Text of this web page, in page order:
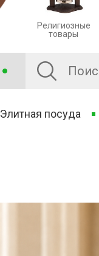
Религиозные
товары
Элитная посуда